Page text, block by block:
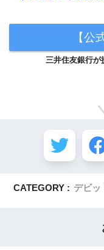
【公
三井住友銀行が
CATEGORY : デビッ